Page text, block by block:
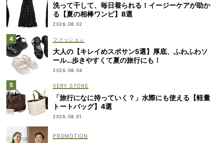
洗って干して、毎日着られる！イージーケアが助か
る【夏の相棒ワンピ】8選
2026.08.02
ファッション
大人の【キレイめスポサン5選】厚底、ふわふわソ
ール…歩きやすくて夏の旅行にも！
2026.08.04
VERY STORE
「旅行になに持っていく？」水際にも使える【軽量
トートバッグ】4選
2026.08.01